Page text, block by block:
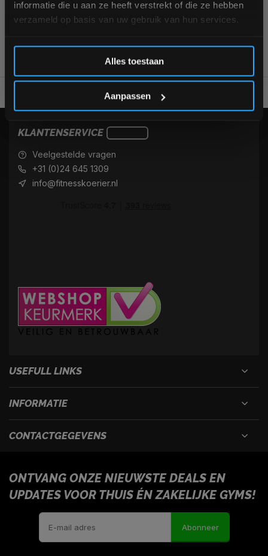
informatie die u aan ze heeft verstrekt of die ze hebben
verzameld op basis van uw gebruik van hun services.
Alles toestaan
Aanpassen
1
Alles voor jouw gym op één plek
KLANTENSERVICE
Veelgestelde vragen
+31 (0)24 645 1309
info@fitnesskoerier.nl
USEFULL LINKS
INFORMATIE
CONTACTGEGEVENS
ONTVANG ONZE NIEUWSTE DEALS EN
UPDATES VOOR THUIS ÉN ZAKELIJKE GYMS!
Abonneer
Inschrijven
*Verzendkosten vallen buiten de korting